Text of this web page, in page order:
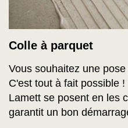
Colle à parquet
Vous souhaitez une
C'est tout à fait possible
Lamett se posent en les
garantit un bon